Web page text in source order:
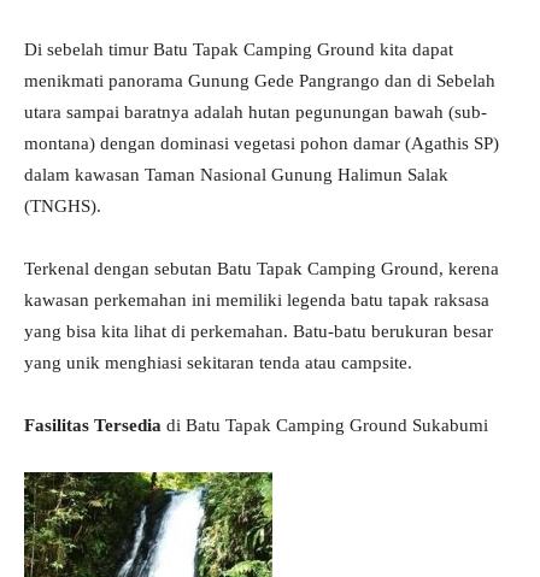
Di sebelah timur Batu Tapak Camping Ground kita dapat
menikmati panorama Gunung Gede Pangrango dan di Sebelah
utara sampai baratnya adalah hutan pegunungan bawah (sub-
montana) dengan dominasi vegetasi pohon damar (Agathis SP)
dalam kawasan Taman Nasional Gunung Halimun Salak
(TNGHS).
Terkenal dengan sebutan Batu Tapak Camping Ground, kerena
kawasan perkemahan ini memiliki legenda batu tapak raksasa
yang bisa kita lihat di perkemahan. Batu-batu berukuran besar
yang unik menghiasi sekitaran tenda atau campsite.
Fasilitas Tersedia di Batu Tapak Camping Ground Sukabumi